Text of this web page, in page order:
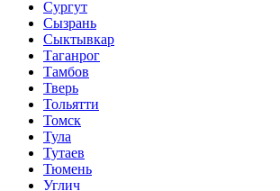
Сургут
Сызрань
Сыктывкар
Таганрог
Тамбов
Тверь
Тольятти
Томск
Тула
Тутаев
Тюмень
Углич